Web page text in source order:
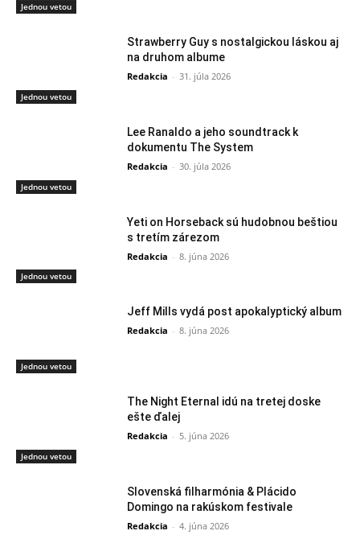
Jednou vetou
Jednou vetou
Strawberry Guy s nostalgickou láskou aj
na druhom albume
Redakcia - 31. júla 2026
Jednou vetou
Lee Ranaldo a jeho soundtrack k
dokumentu The System
Redakcia - 30. júla 2026
Jednou vetou
Yeti on Horseback sú hudobnou beštiou
s tretím zárezom
Redakcia - 8. júna 2026
Jednou vetou
Jeff Mills vydá post apokalyptický album
Redakcia - 8. júna 2026
Jednou vetou
The Night Eternal idú na tretej doske
ešte ďalej
Redakcia - 5. júna 2026
Slovenská filharmónia & Plácido
Domingo na rakúskom festivale
Redakcia - 4. júna 2026